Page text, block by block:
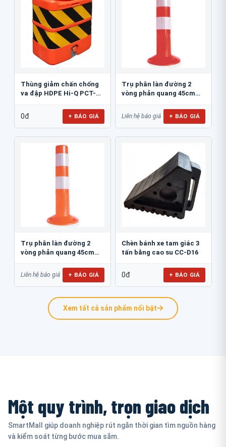
Thùng giảm chấn chống
va đập HDPE Hi-Q PCT-
0đ + BÁO GIÁ
Trụ phân làn đường 2
vòng phản quang 45cm
Liên hệ báo giá + BÁO GIÁ
Trụ phân làn đường 2
vòng phản quang 45cm
Liên hệ báo giá + BÁO GIÁ
Chèn bánh xe tam giác 3
tấn bằng cao su CC-D16
0đ + BÁO GIÁ
Xem tất cả sản phẩm nổi bật
Một quy trình, trọn giao dịch
SmartMall giúp doanh nghiệp rút ngắn thời gian tìm nguồn hàng
và kiểm soát từng bước mua sắm.